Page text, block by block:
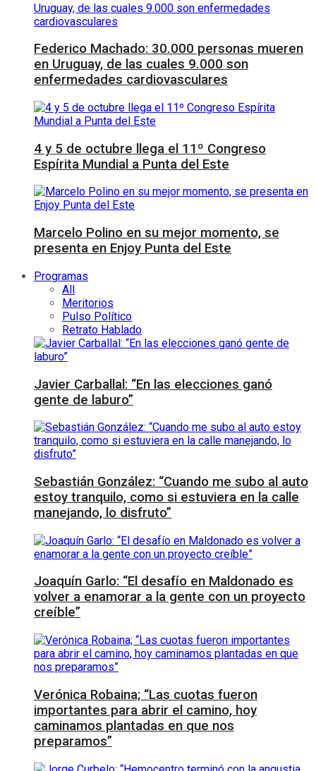
Federico Machado: 30.000 personas mueren
en Uruguay, de las cuales 9.000 son
enfermedades cardiovasculares
4 y 5 de octubre llega el 11º Congreso
Espírita Mundial a Punta del Este
Marcelo Polino en su mejor momento, se
presenta en Enjoy Punta del Este
Programas
All
Meritorios
Pulso Político
Retrato Hablado
Javier Carballal: “En las elecciones ganó
gente de laburo”
Sebastián González: “Cuando me subo al auto
estoy tranquilo, como si estuviera en la calle
manejando, lo disfruto”
Joaquín Garlo: “El desafío en Maldonado es
volver a enamorar a la gente con un proyecto
creíble”
Verónica Robaina; “Las cuotas fueron
importantes para abrir el camino, hoy
caminamos plantadas en que nos
preparamos”